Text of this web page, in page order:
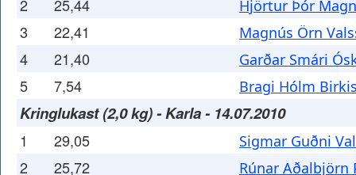
2 25,44 Hjörtur Þór
3 22,41 Magnús Örn
4 21,40 Garðar Smári
5 7,54 Bragi Hólm
Kringlukast (2,0 kg) - Karla - 14.07.2010
1 29,05 Sigmar Guðni
2 25,72 Rúnar Aðalbjörn